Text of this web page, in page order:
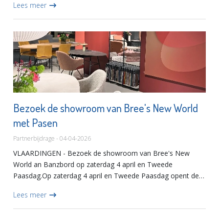
aangeboden t...
Lees meer
Bezoek de showroom van Bree's New World
met Pasen
Partnerbijdrage - 04-04-2026
VLAARDINGEN - Bezoek de showroom van Bree's New
World an Banzbord op zaterdag 4 april en Tweede
Paasdag.Op zaterdag 4 april en Tweede Paasdag opent de
tot 17.00 uur haar deuren v...
Lees meer